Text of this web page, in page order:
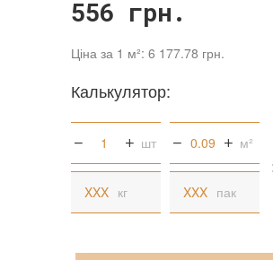
556 грн.
Ціна за 1 м²: 6 177.78 грн.
Калькулятор:
шт м²
кг пак